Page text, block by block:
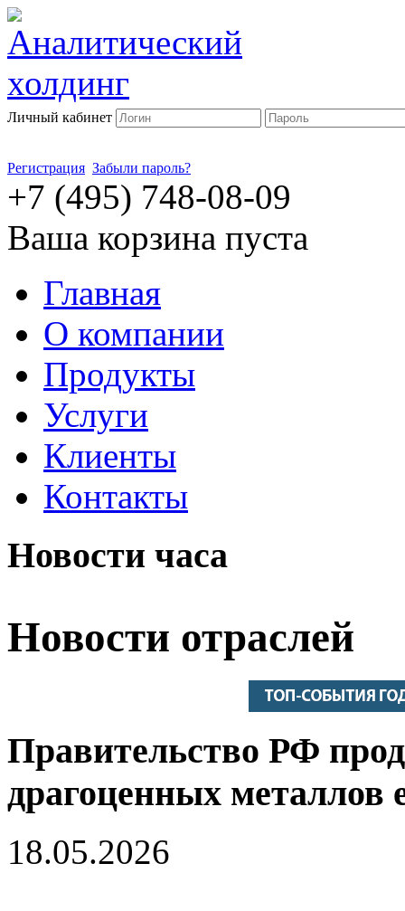
Личный кабинет
Регистрация Забыли пароль?
+7 (495) 748-08-09
Ваша корзина пуста
Главная
О компании
Продукты
Услуги
Клиенты
Контакты
Новости часа
Новости отраслей
Правительство РФ
драгоценных металлов
18.05.2026